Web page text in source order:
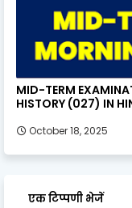
MID-TERM
HISTORY (027) IN
October 18, 2025
एक टिप्पणी भेजें